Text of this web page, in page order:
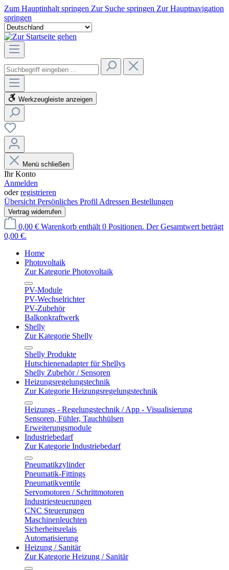
Zum Hauptinhalt springen Zur Suche springen Zur Hauptnavigation
springen
Werkzeugleiste anzeigen
Menü schließen
Ihr Konto
Anmelden
oderregistrieren
Übersicht Persönliches Profil Adressen Bestellungen
Vertrag widerrufen
0,00 € Warenkorb enthält 0 Positionen. Der Gesamtwert beträgt
0,00 €.
Home
Photovoltaik
Zur Kategorie Photovoltaik
PV-Module
PV-Wechselrichter
PV-Zubehör
Balkonkraftwerk
Shelly
Zur Kategorie Shelly
Shelly Produkte
Hutschienenadapter für Shellys
Shelly Zubehör / Sensoren
Heizungsregelungstechnik
Zur Kategorie Heizungsregelungstechnik
Heizungs - Regelungstechnik / App - Visualisierung
Sensoren, Fühler, Tauchhülsen
Erweiterungsmodule
Industriebedarf
Zur Kategorie Industriebedarf
Pneumatikzylinder
Pneumatik-Fittings
Pneumatikventile
Servomotoren / Schrittmotoren
Industriesteuerungen
CNC Steuerungen
Maschinenleuchten
Sicherheitsrelais
Automatisierung
Heizung / Sanitär
Zur Kategorie Heizung / Sanitär